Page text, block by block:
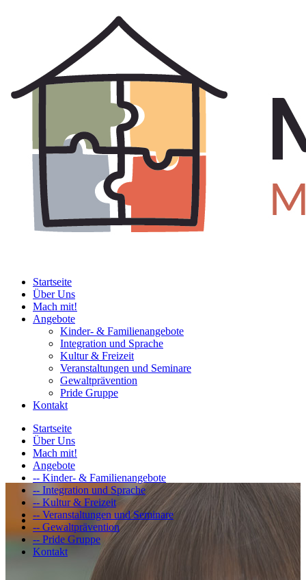
Startseite
Über Uns
Mach mit!
Angebote
Kinder- & Familienangebote
Integration und Sprache
Kultur & Freizeit
Veranstaltungen und Seminare
Gewaltprävention
Pride Gruppe
Kontakt
Startseite
Über Uns
Mach mit!
Angebote
-- Kinder- & Familienangebote
-- Integration und Sprache
-- Kultur & Freizeit
-- Veranstaltungen und Seminare
-- Gewaltprävention
-- Pride Gruppe
Kontakt